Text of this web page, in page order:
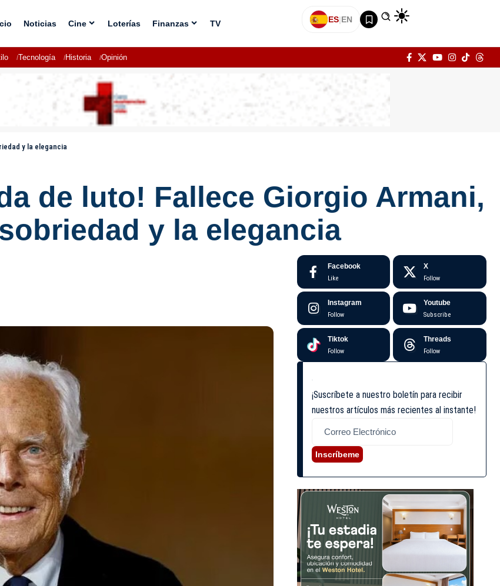
Noticias Cine Loterías Finanzas TV ES|EN
Tecnología Historia Opinión
y la elegancia
de luto! Fallece Giorgio Armani,
y la elegancia
Facebook
Like
X
Follow
Instagram
Follow
Youtube
Subscribe
Tiktok
Follow
Threads
Follow
¡Suscríbete a nuestro boletín para recibir
nuestros artículos más recientes al instante!
Inscríbeme